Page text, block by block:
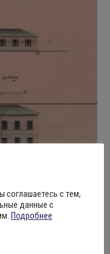
в России, и
соглашаетесь с тем,
данные с
Подробнее